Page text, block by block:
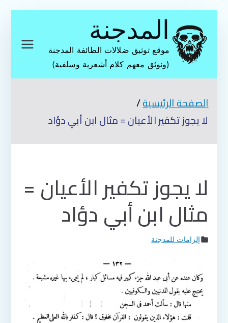
المحتوى
المدجنة
موقع توثيق ضلالات الطائفة المدجنة
(ونوثق معهم كلام أشعرية وسلفية)
الصفحة الرئيسية
لا يجوز تكفير الأعيان = مثال ابن أبي دؤاد
لا يجوز تكفير الأعيان =
مثال ابن أبي دؤاد
إلزامات للمدجنة